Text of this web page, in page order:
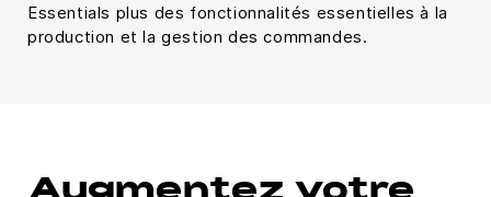
Essentials plus des fonctionnalités essentielles à la
production et la gestion des commandes.